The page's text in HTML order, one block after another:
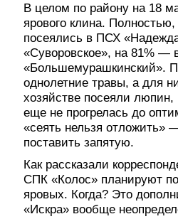
В целом по району на 18
ярового клина.
посеялись в ПСХ
«Суворовское», на 81% —
«Большемурашкинский».
однолетние травы, а для
хозяйстве посеяли люпин,
еще не прогрелась до
«сеять нельзя отложить»
поставить запятую.
Как рассказали
СПК «Колос» планируют
яровых. Когда? Это
«Искра» вообще